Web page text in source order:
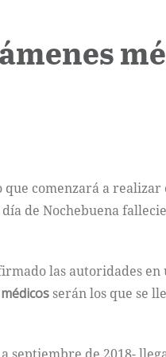
comenzará a realizar
de Nochebuena
las autoridades
serán los que se